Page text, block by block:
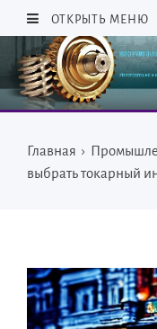
ОТКРЫТЬ МЕНЮ
Главная ›
выбрать токарный